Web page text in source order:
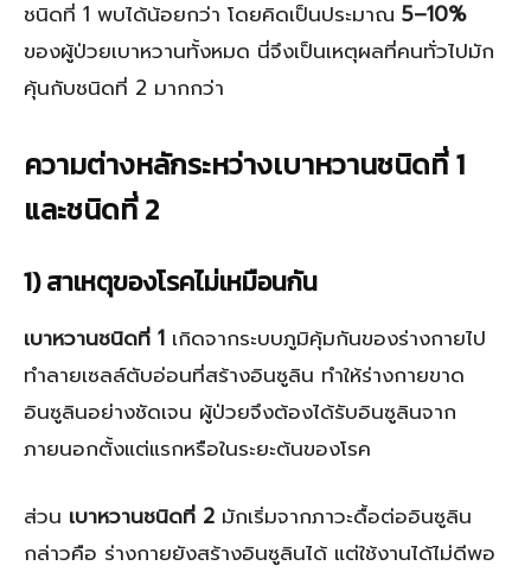
ชนิดที่ 1 พบได้น้อยกว่า โดยคิดเป็นประมาณ 5–10%
ของผู้ป่วยเบาหวานทั้งหมด นี่จึงเป็นเหตุผลที่คนทั่วไปมัก
คุ้นกับชนิดที่ 2 มากกว่า
ความต่างหลักระหว่างเบาหวานชนิดที่ 1
และชนิดที่ 2
1) สาเหตุของโรคไม่เหมือนกัน
เบาหวานชนิดที่ 1 เกิดจากระบบภูมิคุ้มกันของร่างกายไป
ทำลายเซลล์ตับอ่อนที่สร้างอินซูลิน ทำให้ร่างกายขาด
อินซูลินอย่างชัดเจน ผู้ป่วยจึงต้องได้รับอินซูลินจาก
ภายนอกตั้งแต่แรกหรือในระยะต้นของโรค
ส่วน เบาหวานชนิดที่ 2 มักเริ่มจากภาวะดื้อต่ออินซูลิน
กล่าวคือ ร่างกายยังสร้างอินซูลินได้ แต่ใช้งานได้ไม่ดีพอ